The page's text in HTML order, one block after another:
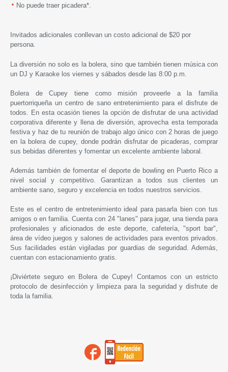
No puede traer picadera*.
Invitados adicionales conllevan un costo adicional de $20 por
persona.
La diversión no solo es la bolera, sino que también tienen música con
un DJ y Karaoke los viernes y sábados desde las 8:00 p.m.
Bolera de Cupey tiene como misión proveerle a la familia
puertorriqueña un centro de sano entretenimiento para el disfrute de
todos. En esta ocasión tienes la opción de disfrutar de una actividad
corporativa diferente y llena de diversión, aprovecha esta temporada
festiva y haz de tu reunión de trabajo algo único con 2 horas de juego
en la bolera de cupey, donde podrán disfrutar de picaderas, comprar
sus bebidas diferentes y fomentar un excelente ambiente laboral.
Además también de fomentar el deporte de bowling en Puerto Rico a
nivel social y competitivo. Garantizan a todos sus clientes un
ambiente sano, seguro y excelencia en todos nuestros servicios.
Este es el centro de entretenimiento ideal para pasarla bien con tus
amigos o en familia. Cuenta con 24 "lanes" para jugar, una tienda para
profesionales y aficionados de este deporte, cafetería, "sport bar",
área de vídeo juegos y salones de actividades para eventos privados.
Sus facilidades están vigiladas por guardias de seguridad. Además,
cuentan con estacionamiento gratis.
¡Diviértete seguro en Bolera de Cupey! Contamos con un estricto
protocolo de desinfección y limpieza para la seguridad y disfrute de
toda la familia.